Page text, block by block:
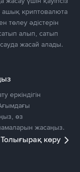
криптовалюта
төлеу әдістерін
алып, сатып
жасай алады.
еркіндігін
өз
жасаңыз.
Толығырақ көру